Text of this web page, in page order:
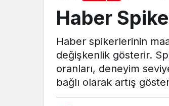
Haber
Haber spikerlerinin
değişkenlik gösterir.
oranları, deneyim
bağlı olarak artış